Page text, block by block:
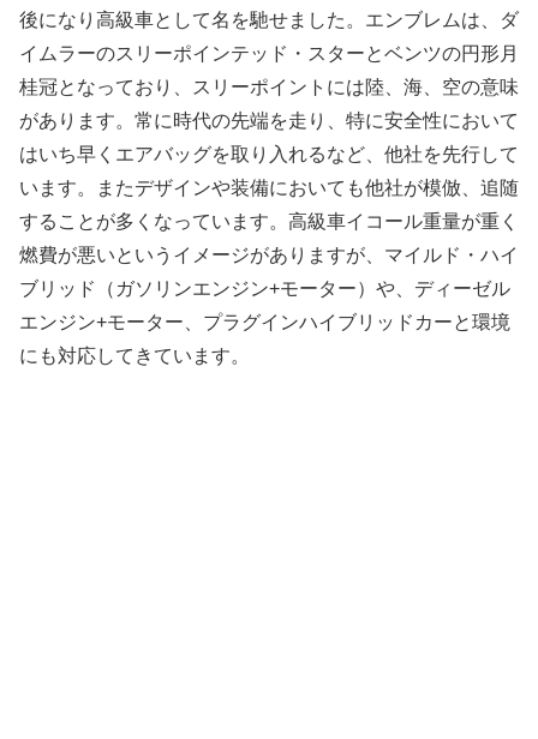
後になり高級車として名を馳せました。エンブレムは、ダ
イムラーのスリーポインテッド・スターとベンツの円形月
桂冠となっており、スリーポイントには陸、海、空の意味
があります。常に時代の先端を走り、特に安全性において
はいち早くエアバッグを取り入れるなど、他社を先行して
います。またデザインや装備においても他社が模倣、追随
することが多くなっています。高級車イコール重量が重く
燃費が悪いというイメージがありますが、マイルド・ハイ
ブリッド（ガソリンエンジン+モーター）や、ディーゼル
エンジン+モーター、プラグインハイブリッドカーと環境
にも対応してきています。